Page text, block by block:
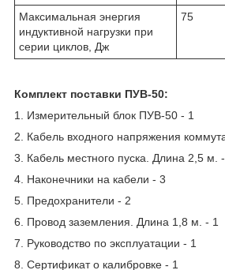
Максимальная энергия
индуктивной нагрузки при
серии циклов, Дж
75
Комплект поставки ПУВ-50:
1. Измерительный блок ПУВ-50 - 1
2. Кабель входного напряжения
3. Кабель местного пуска. Длина 2,5 м. -
4. Наконечники на кабели - 3
5. Предохранители - 2
6. Провод заземления. Длина 1,8 м. - 1
7. Руководство по эксплуатации - 1
8. Сертификат о калибровке - 1